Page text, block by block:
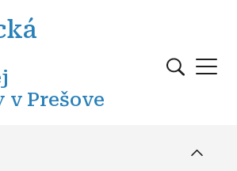
Prešove